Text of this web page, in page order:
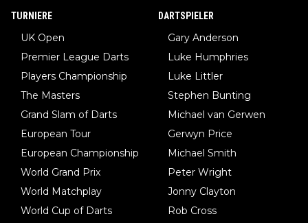
TURNIERE
UK Open
Premier League Darts
Players Championship
The Masters
Grand Slam of Darts
European Tour
European Championship
World Grand Prix
World Matchplay
World Cup of Darts
DARTSPIELER
Gary Anderson
Luke Humphries
Luke Littler
Stephen Bunting
Michael van Gerwen
Gerwyn Price
Michael Smith
Peter Wright
Jonny Clayton
Rob Cross